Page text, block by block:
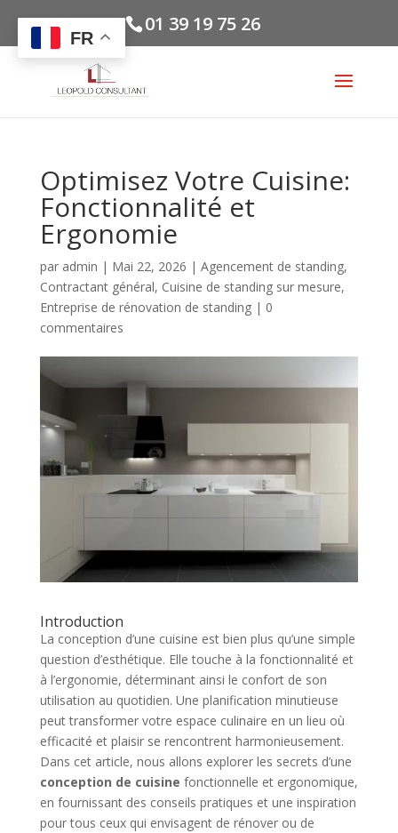
01 39 19 75 26
Optimisez Votre Cuisine:
Fonctionnalité et
Ergonomie
par admin | Mai 22, 2026 | Agencement de standing,
Contractant général, Cuisine de standing sur mesure,
Entreprise de rénovation de standing| 0
commentaires
Introduction
La conception d’une cuisine est bien plus qu’une simple
question d’esthétique. Elle touche à la fonctionnalité et
à l’ergonomie, déterminant ainsi le confort de son
utilisation au quotidien. Une planification minutieuse
peut transformer votre espace culinaire en un lieu où
efficacité et plaisir se rencontrent harmonieusement.
Dans cet article, nous allons explorer les secrets d’une
conception de cuisine fonctionnelle et ergonomique,
en fournissant des conseils pratiques et une inspiration
pour tous ceux qui envisagent de rénover ou de
FR